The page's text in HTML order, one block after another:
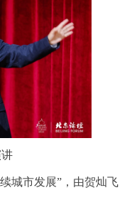
城市发展”，由贺灿飞